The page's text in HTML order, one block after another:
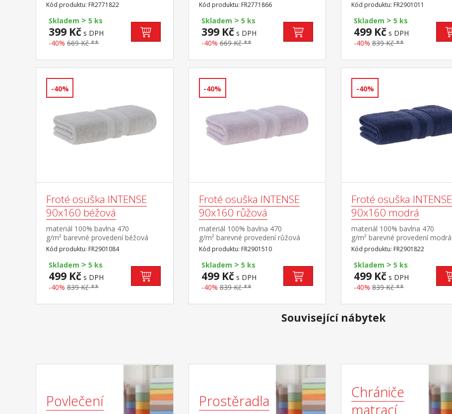
Kód produktu: FR2771822
Skladem > 5 ks
399 Kč s DPH
-40% 669 Kč **
Kód produktu: FR2771866
Skladem > 5 ks
399 Kč s DPH
-40% 669 Kč **
Kód produktu: FR2901011
Skladem > 5 ks
499 Kč s DPH
-40% 839 Kč **
-40%
Froté osuška INTENSE
90x160 béžová
materiál 100% bavlna 470
g/m² barevné provedení béžová
Kód produktu: FR2901084
Skladem > 5 ks
499 Kč s DPH
-40% 839 Kč **
-40%
Froté osuška INTENSE
90x160 růžová
materiál 100% bavlna 470
g/m² barevné provedení růžová
Kód produktu: FR2901510
Skladem > 5 ks
499 Kč s DPH
-40% 839 Kč **
-40%
Froté osuška INTENSE
90x160 modrá
materiál 100% bavlna 470
g/m² barevné provedení modrá
Kód produktu: FR2901822
Skladem > 5 ks
499 Kč s DPH
-40% 839 Kč **
Související nábytek
Povlečení Prostěradla
Chrániče
matrací